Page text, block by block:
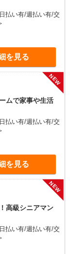
払い有/週払い有/交
を見る
NEW
ムで家事や生活
払い有/週払い有/交
を見る
NEW
高級シニアマン
払い有/週払い有/交